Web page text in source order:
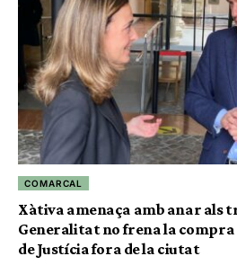
COMARCAL
Xàtiva amenaça amb anar als
Generalitat no frena la compra
de Justícia fora de la ciutat